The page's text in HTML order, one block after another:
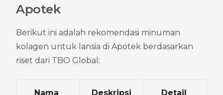
Apotek
Berikut ini adalah rekomendasi minuman
kolagen untuk lansia di Apotek berdasarkan
riset dari TBO Global:
Nama
Deskripsi
Detail